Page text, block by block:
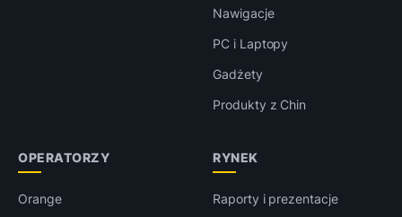
Nawigacje
PC i Laptopy
Gadżety
Produkty z Chin
OPERATORZY
Orange
RYNEK
Raporty i prezentacje